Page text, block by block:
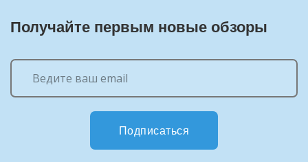
Получайте первым новые обзоры
Подписаться